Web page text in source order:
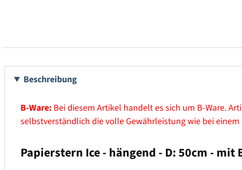
Beschreibung
B-Ware: Bei diesem Artikel handelt es sich um B-Ware.
selbstverständlich die volle Gewährleistung wie bei einem
Papierstern Ice - hängend - D: 50cm -